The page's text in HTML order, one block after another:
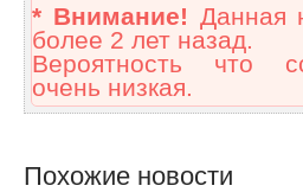
* Внимание! Данная
более 2 лет назад.
Вероятность что
очень низкая.
Похожие новости